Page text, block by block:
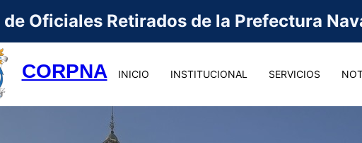
de Oficiales Retirados de la Prefectura
CORPNA INICIO INSTITUCIONAL SERVICIOS